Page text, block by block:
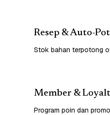
Resep & Auto-
Stok bahan terpotong
Member &
Program poin dan